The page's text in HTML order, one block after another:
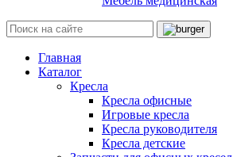
Главная
Каталог
Кресла
Кресла офисные
Игровые кресла
Кресла руководителя
Кресла детские